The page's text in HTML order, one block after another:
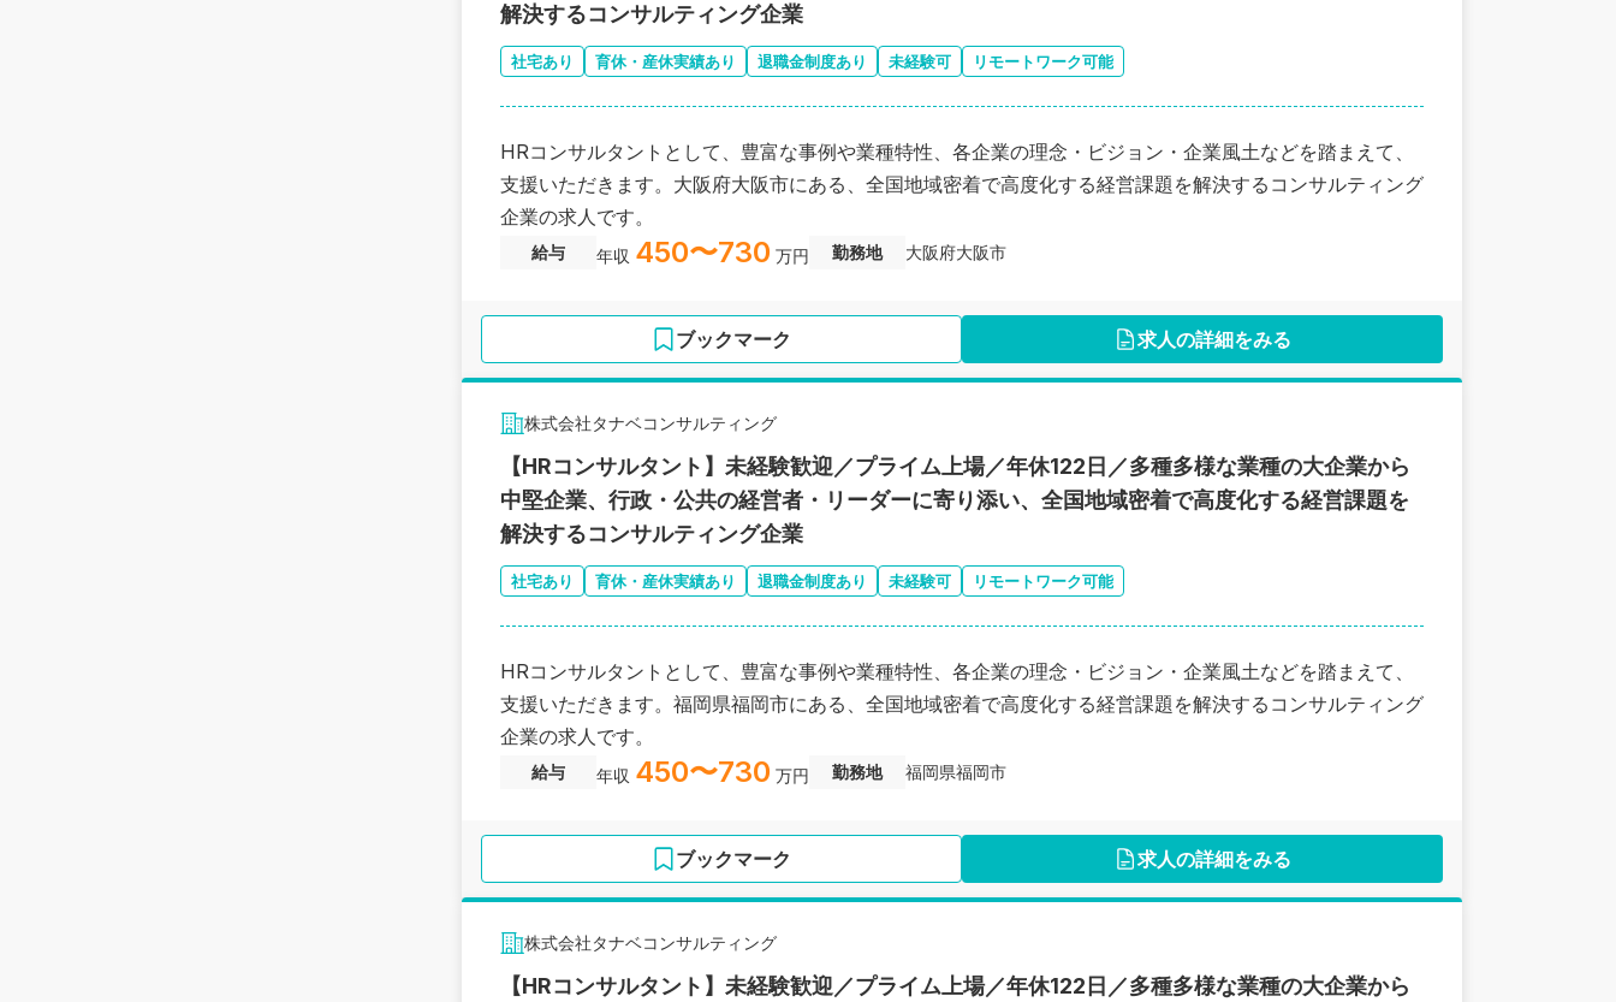
解決するコンサルティング企業
社宅あり 育休・産休実績あり 退職金制度あり 未経験可 リモートワーク可能
HRコンサルタントとして、豊富な事例や業種特性、各企業の理念・ビジョン・企業風土などを踏まえて、
支援いただきます。大阪府大阪市にある、全国地域密着で高度化する経営課題を解決するコンサルティング
企業の求人です。
給与 年収 450〜730 万円 勤務地 大阪府大阪市
ブックマーク 求人の詳細をみる
株式会社タナベコンサルティング
【HRコンサルタント】未経験歓迎／プライム上場／年休122日／多種多様な業種の大企業から
中堅企業、行政・公共の経営者・リーダーに寄り添い、全国地域密着で高度化する経営課題を
解決するコンサルティング企業
社宅あり 育休・産休実績あり 退職金制度あり 未経験可 リモートワーク可能
HRコンサルタントとして、豊富な事例や業種特性、各企業の理念・ビジョン・企業風土などを踏まえて、
支援いただきます。福岡県福岡市にある、全国地域密着で高度化する経営課題を解決するコンサルティング
企業の求人です。
給与 年収 450〜730 万円 勤務地 福岡県福岡市
ブックマーク 求人の詳細をみる
株式会社タナベコンサルティング
【HRコンサルタント】未経験歓迎／プライム上場／年休122日／多種多様な業種の大企業から